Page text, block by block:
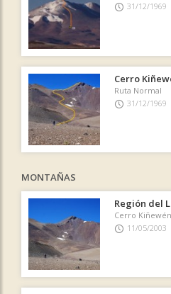
31/12/1969
Cerro
Ruta Normal
31/12/1969
MONTAÑAS
Cerro Kiñewén
11/05/2003